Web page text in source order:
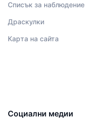
Списък за наблюдение
Драскулки
Карта на сайта
Социални медии